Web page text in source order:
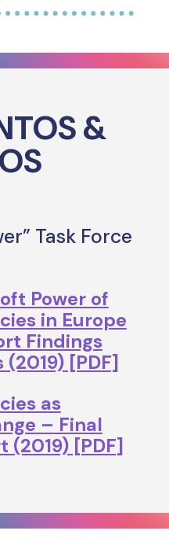
&
Task Force
Power of
in Europe
Findings
[PDF]
as
– Final
(2019) [PDF]